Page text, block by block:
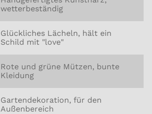
wetterbeständig
Glückliches Lächeln, hält ein
Schild mit "love"
Rote und grüne Mützen, bunte
Kleidung
Gartendekoration, für den
Außenbereich